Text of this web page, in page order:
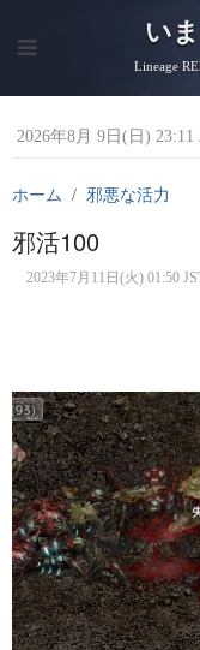
い
Lineage
2026年8月 9日(日) 23:11
ホーム 邪悪な活力
邪活100
2023年7月11日(火) 01:50